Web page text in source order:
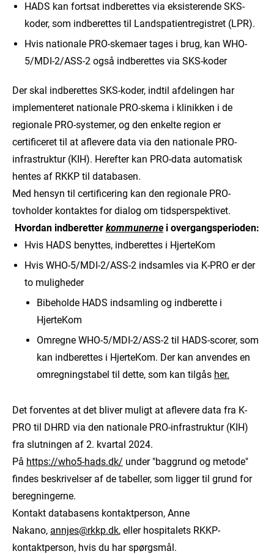
HADS kan fortsat indberettes via eksisterende SKS-
koder, som indberettes til Landspatientregistret (LPR).
Hvis nationale PRO-skemaer tages i brug, kan WHO-
5/MDI-2/ASS-2 også indberettes via SKS-koder
Der skal indberettes SKS-koder, indtil afdelingen har
implementeret nationale PRO-skema i klinikken i de
regionale PRO-systemer, og den enkelte region er
certificeret til at aflevere data via den nationale PRO-
infrastruktur (KIH). Herefter kan PRO-data automatisk
hentes af RKKP til databasen.
Med hensyn til certificering kan den regionale PRO-
tovholder kontaktes for dialog om tidsperspektivet.
Hvordan indberetter kommunerne i overgangsperioden:
Hvis HADS benyttes, indberettes i HjerteKom
Hvis WHO-5/MDI-2/ASS-2 indsamles via K-PRO er der
to muligheder
Bibeholde HADS indsamling og indberette i
HjerteKom
Omregne WHO-5/MDI-2/ASS-2 til HADS-scorer, som
kan indberettes i HjerteKom. Der kan anvendes en
omregningstabel til dette, som kan tilgås her.
Det forventes at det bliver muligt at aflevere data fra K-
PRO til DHRD via den nationale PRO-infrastruktur (KIH)
fra slutningen af 2. kvartal 2024.
På https://who5-hads.dk/ under "baggrund og metode"
findes beskrivelser af de tabeller, som ligger til grund for
beregningerne.
Kontakt databasens kontaktperson, Anne
Nakano, annjes@rkkp.dk, eller hospitalets RKKP-
kontaktperson, hvis du har spørgsmål.